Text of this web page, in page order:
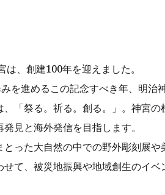
は、創建100年を迎えました。
を進めるこの記念すべき年、明治
「祭る。祈る。創る。」。神宮
見と海外発信を目指します。
とった大自然の中での野外彫刻展
て、被災地振興や地域創生のイ